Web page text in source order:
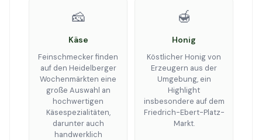
🧀
Käse
Feinschmecker finden
auf den Heidelberger
Wochenmärkten eine
große Auswahl an
hochwertigen
Käsespezialitäten,
darunter auch
handwerklich
🍯
Honig
Köstlicher Honig von
Erzeugern aus der
Umgebung, ein
Highlight
insbesondere auf dem
Friedrich-Ebert-Platz-
Markt.